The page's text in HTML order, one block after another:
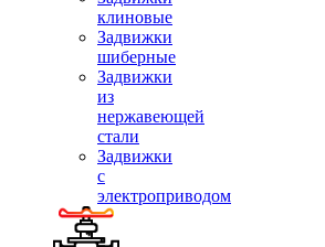
клиновые
Задвижки
шиберные
Задвижки
из
нержавеющей
стали
Задвижки
с
электроприводом